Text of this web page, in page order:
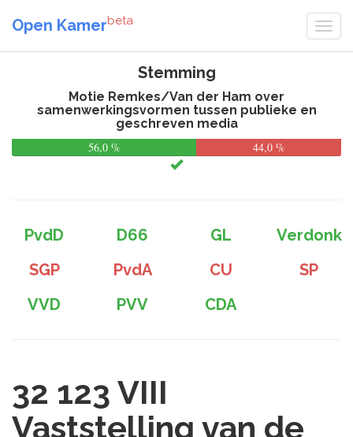
Open Kamerbeta
Stemming
Motie Remkes/Van der Ham over
samenwerkingsvormen tussen publieke en
geschreven media
56,0 %
44,0 %
PvdD D66 GL
Verdonk
SGP
PvdA CU
SP
VVD
PVV CDA
32 123 VIII
Vaststelling van de